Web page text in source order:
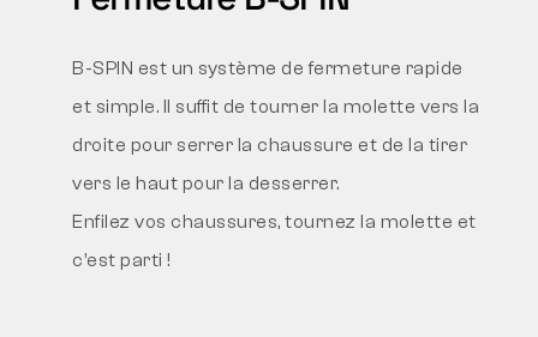
B-SPIN est un système de fermeture rapide
et simple. Il suffit de tourner la molette vers la
droite pour serrer la chaussure et de la tirer
vers le haut pour la desserrer.
Enfilez vos chaussures, tournez la molette et
c’est parti !